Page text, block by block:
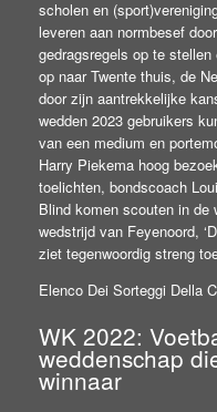
scholen en
leveren aan normbesef
gedragsregels op te
op naar Twente thuis, de
door zijn aantrekkelijke
wedden 2023 gebruikers
van een medium en
Harry Piekema hoog
toelichten, bondscoach
Blind komen scouten in de
wedstrijd van Feyenoord,
ziet tegenwoordig streng
Elenco Dei Sorteggi Della
WK 2022:
weddenschap
winnaar